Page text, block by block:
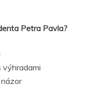
Petra Pavla?
výhradami